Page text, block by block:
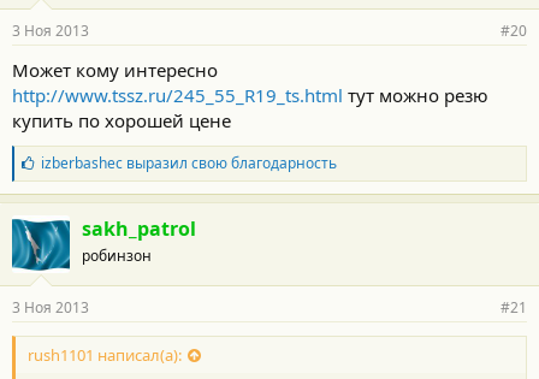
3 Ноя 2013 #20
Может кому интересно
http://www.tssz.ru/245_55_R19_ts.html тут можно резю
купить по хорошей цене
Б
л
а
г
о
д
а
н
о
с
izberbashecвыразил свою благодарность
sakh_patrol
робинзон
3 Ноя 2013 #21
rush1101 написал(а):